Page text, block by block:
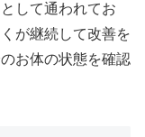
して通われてお
が継続して改善を
お体の状態を確認